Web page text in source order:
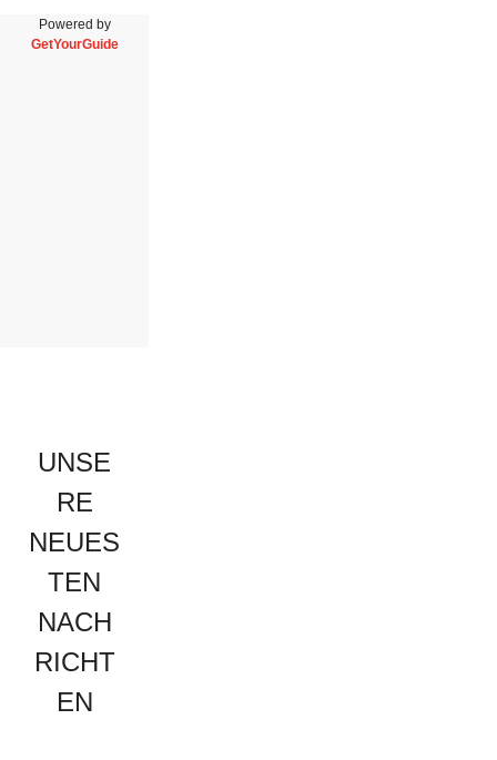
Powered by
GetYourGuide
UNSE
RE
NEUES
TEN
NACH
RICHT
EN